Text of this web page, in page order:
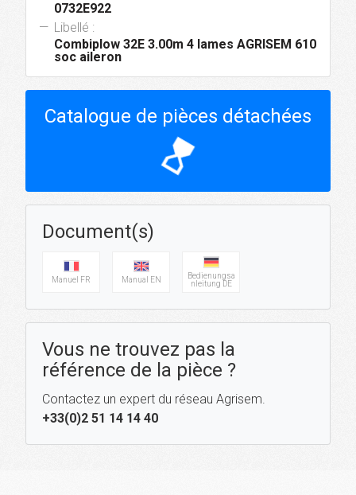
0732E922
Libellé :
Combiplow 32E 3.00m 4 lames AGRISEM 610
soc aileron
Catalogue de pièces détachées
hourglass_top
Document(s)
Manuel FR Manual EN
Bedienungsa
nleitung DE
Vous ne trouvez pas la
référence de la pièce ?
Contactez un expert du réseau Agrisem.
+33(0)2 51 14 14 40